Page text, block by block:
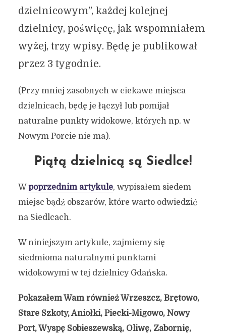
dzielnicowym”, każdej kolejnej
dzielnicy, poświęcę, jak wspomniałem
wyżej, trzy wpisy. Będę je publikował
przez 3 tygodnie.
(Przy mniej zasobnych w ciekawe miejsca
dzielnicach, będę je łączył lub pomijał
naturalne punkty widokowe, których np. w
Nowym Porcie nie ma).
Piątą dzielnicą są Siedlce!
Wpoprzednim artykule, wypisałem siedem
miejsc bądź obszarów, które warto odwiedzić
na Siedlcach.
W niniejszym artykule, zajmiemy się
siedmioma naturalnymi punktami
widokowymi w tej dzielnicy Gdańska.
Pokazałem Wam również Wrzeszcz, Brętowo,
Stare Szkoty, Aniołki, Piecki-Migowo, Nowy
Port, Wyspę Sobieszewską, Oliwę, Zabornię,